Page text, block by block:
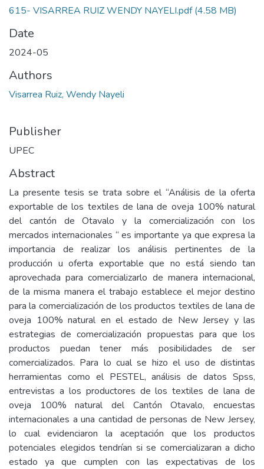
615- VISARREA RUIZ WENDY NAYELI.pdf(4.58 MB)
Date
2024-05
Authors
Visarrea Ruiz, Wendy Nayeli
Publisher
UPEC
Abstract
La presente tesis se trata sobre el “Análisis de la oferta
exportable de los textiles de lana de oveja 100% natural
del cantón de Otavalo y la comercialización con los
mercados internacionales “ es importante ya que expresa la
importancia de realizar los análisis pertinentes de la
producción u oferta exportable que no está siendo tan
aprovechada para comercializarlo de manera internacional,
de la misma manera el trabajo establece el mejor destino
para la comercialización de los productos textiles de lana de
oveja 100% natural en el estado de New Jersey y las
estrategias de comercialización propuestas para que los
productos puedan tener más posibilidades de ser
comercializados. Para lo cual se hizo el uso de distintas
herramientas como el PESTEL, análisis de datos Spss,
entrevistas a los productores de los textiles de lana de
oveja 100% natural del Cantón Otavalo, encuestas
internacionales a una cantidad de personas de New Jersey,
lo cual evidenciaron la aceptación que los productos
potenciales elegidos tendrían si se comercializaran a dicho
estado ya que cumplen con las expectativas de los